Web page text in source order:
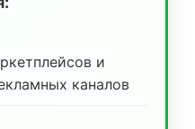
и
каналов